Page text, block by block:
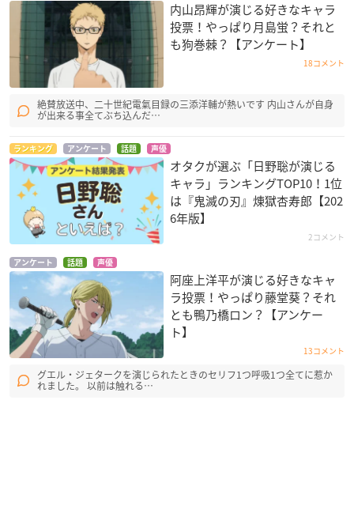
内山昂輝が演じる好きなキャラ
投票！やっぱり月島蛍？それと
も狗巻棘？【アンケート】
18コメント
絶賛放送中、二十世紀電氣目録の三添洋輔が熱いです 内山さんが自身
が出来る事全てぶち込んだ…
ランキング アンケート 話題 声優
オタクが選ぶ「日野聡が演じる
キャラ」ランキングTOP10！1位
は『鬼滅の刃』煉󠄁獄杏寿郎【202
6年版】
2コメント
アンケート 話題 声優
阿座上洋平が演じる好きなキャ
ラ投票！やっぱり藤堂葵？それ
とも鴨乃橋ロン？【アンケー
ト】
13コメント
グエル・ジェタークを演じられたときのセリフ1つ呼吸1つ全てに惹か
れました。 以前は触れる…